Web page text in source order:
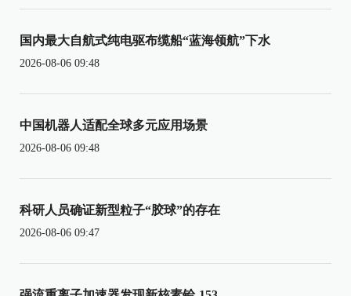
国内最大自航式纯电驱布缆船“蓝海领航”下水
2026-08-06 09:48
中国机器人适配全球多元应用场景
2026-08-06 09:48
科研人员确证新型粒子“胶球”的存在
2026-08-06 09:47